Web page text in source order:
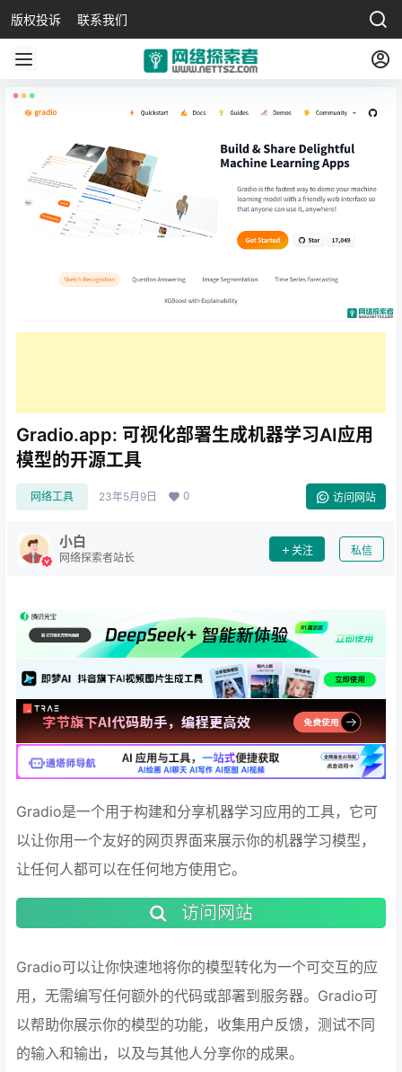
版权投诉 联系我们
Gradio.app: 可视化部署生成机器学习AI应用
模型的开源工具
网络工具 23年5月9日 0 访问网站
小白
网络探索者站长
关注 私信
Gradio是一个用于构建和分享机器学习应用的工具，它可
以让你用一个友好的网页界面来展示你的机器学习模型，
让任何人都可以在任何地方使用它。
访问网站
Gradio可以让你快速地将你的模型转化为一个可交互的应
用，无需编写任何额外的代码或部署到服务器。Gradio可
以帮助你展示你的模型的功能，收集用户反馈，测试不同
的输入和输出，以及与其他人分享你的成果。